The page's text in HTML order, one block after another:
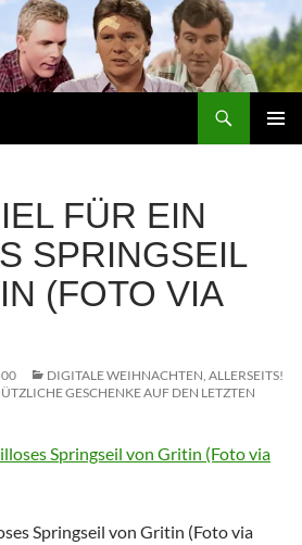
FÜR EIN
SPRINGSEIL
(FOTO VIA
DIGITALE WEIHNACHTEN, ALLERSEITS!
GESCHENKE AUF DEN LETZTEN
Springseil von Gritin (Foto via